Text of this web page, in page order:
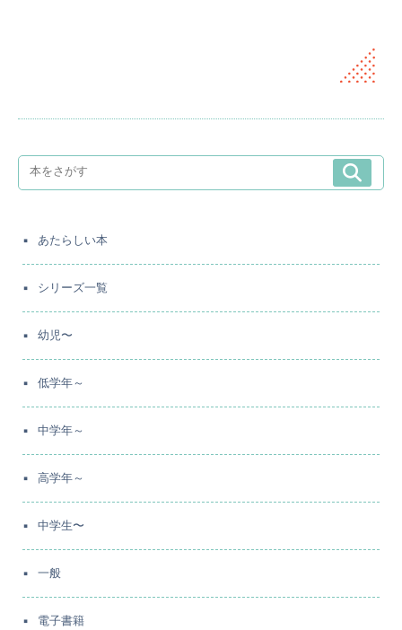
あたらしい本
シリーズ一覧
幼児〜
低学年～
中学年～
高学年～
中学生〜
一般
電子書籍